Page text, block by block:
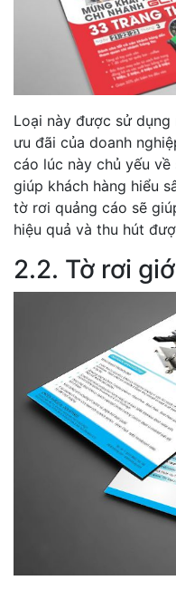
Loại này được sử
ưu đãi của doanh
cáo lúc này chủ yếu
giúp khách hàng hiểu
tờ rơi quảng cáo sẽ
hiệu quả và thu hút
2.2. Tờ rơi